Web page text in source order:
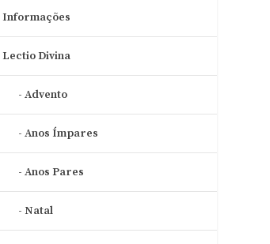
Informações
Lectio Divina
Advento
Anos Ímpares
Anos Pares
Natal